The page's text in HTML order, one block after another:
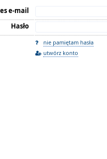
e-mail
Hasło
nie pamiętam hasła
utwórz konto